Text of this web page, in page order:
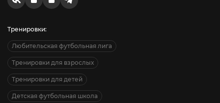
Тренировки:
Любительская футбольная лига
Тренировки для взрослых
Тренировки для детей
Детская футбольная школа